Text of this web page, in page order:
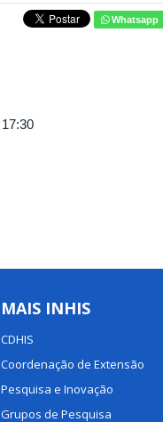
Whatsapp
17:30
MAIS INHIS
CDHIS
Coordenação de Extensão
Pesquisa e Inovação
Grupos de Pesquisa